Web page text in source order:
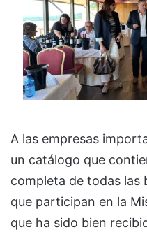
A las empresas
un catálogo que
completa de todas las
que participan en la
que ha sido bien